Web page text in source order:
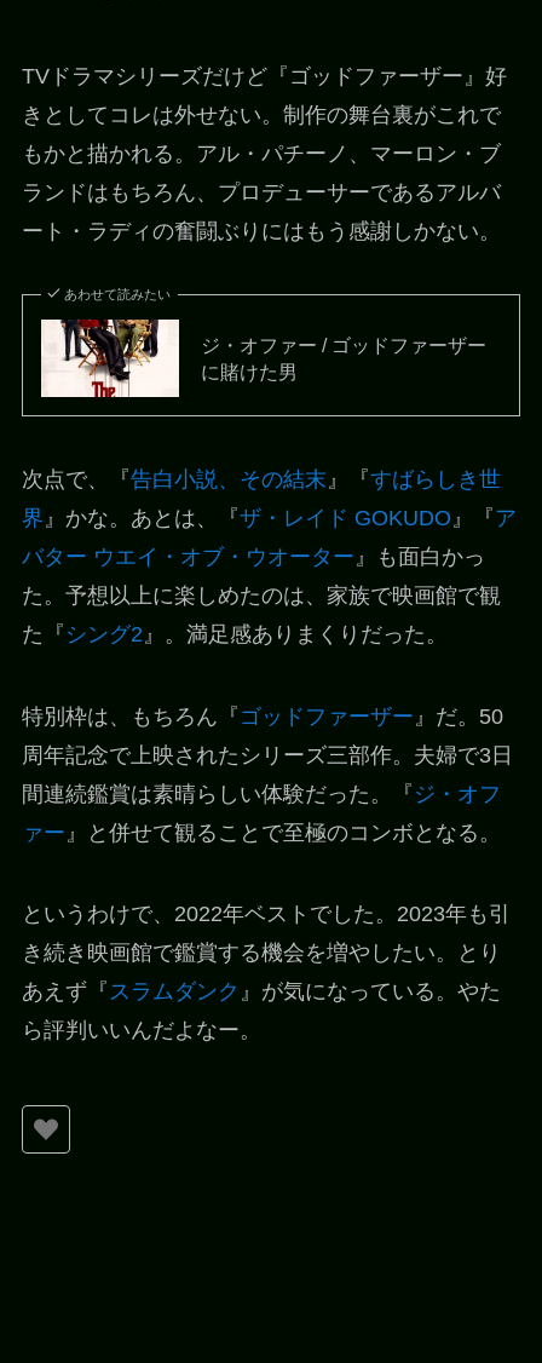
TVドラマシリーズだけど『ゴッドファーザー』好
きとしてコレは外せない。制作の舞台裏がこれで
もかと描かれる。アル・パチーノ、マーロン・ブ
ランドはもちろん、プロデューサーであるアルバ
ート・ラディの奮闘ぶりにはもう感謝しかない。
あわせて読みたい
ジ・オファー / ゴッドファーザー
に賭けた男
次点で、『告白小説、その結末 』『すばらしき世
界 』かな。あとは、『ザ・レイド GOKUDO 』『ア
バター ウエイ・オブ・ウオーター 』も面白かっ
た。予想以上に楽しめたのは、家族で映画館で観
た『 シング2 』。満足感ありまくりだった。
特別枠は、もちろん『 ゴッドファーザー 』だ。50
周年記念で上映されたシリーズ三部作。夫婦で3日
間連続鑑賞は素晴らしい体験だった。『 ジ・オフ
ァー 』と併せて観ることで至極のコンボとなる。
というわけで、2022年ベストでした。2023年も引
き続き映画館で鑑賞する機会を増やしたい。とり
あえず『スラムダンク 』が気になっている。やた
ら評判いいんだよなー。